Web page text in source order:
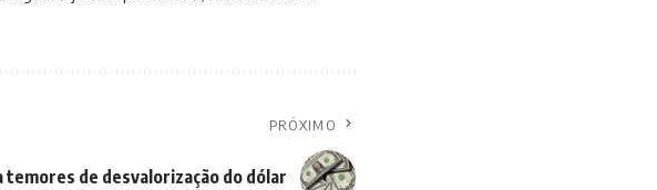
PRÓXIMO
temores de desvalorização do dólar